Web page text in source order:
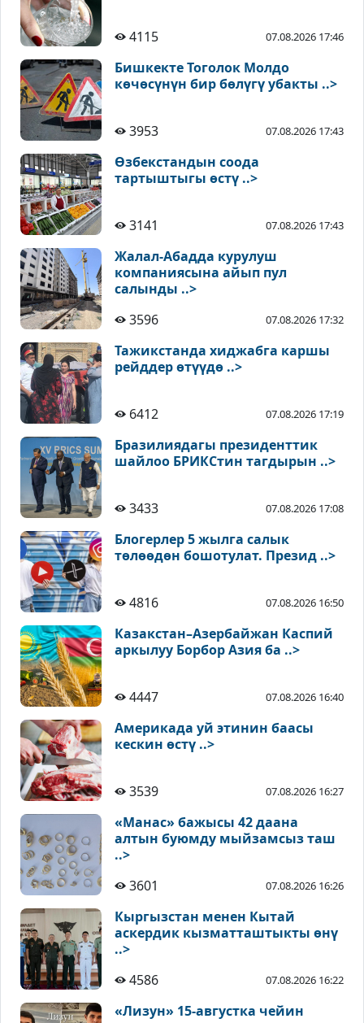
4115 07.08.2026 17:46
Бишкекте Тоголок Молдо
көчөсүнүн бир бөлүгү убакты ..>
3953 07.08.2026 17:43
Өзбекстандын соода
тартыштыгы өстү ..>
3141 07.08.2026 17:43
Жалал-Абадда курулуш
компаниясына айып пул
салынды ..>
3596
07.08.2026 17:32
Тажикстанда хиджабга каршы
рейддер өтүүдө ..>
6412 07.08.2026 17:19
Бразилиядагы президенттик
шайлоо БРИКСтин тагдырын ..>
3433 07.08.2026 17:08
Блогерлер 5 жылга салык
төлөөдөн бошотулат. Презид ..>
4816 07.08.2026 16:50
Казакстан–Азербайжан Каспий
аркылуу Борбор Азия ба ..>
4447 07.08.2026 16:40
Америкада уй этинин баасы
кескин өстү ..>
3539 07.08.2026 16:27
«Манас» бажысы 42 даана
алтын буюмду мыйзамсыз таш
..>
3601
07.08.2026 16:26
Кыргызстан менен Кытай
аскердик кызматташтыкты өнү
..>
4586
07.08.2026 16:22
«Лизун» 15-августка чейин